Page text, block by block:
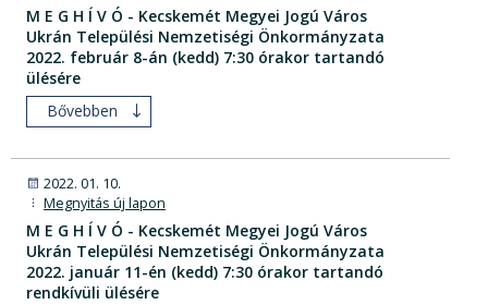
M E G H Í V Ó - Kecskemét Megyei Jogú Város
Ukrán Települési Nemzetiségi Önkormányzata
2022. február 8-án (kedd) 7:30 órakor tartandó
ülésére
Bővebben
2022. 01. 10.
Megnyitás új lapon
M E G H Í V Ó - Kecskemét Megyei Jogú Város
Ukrán Települési Nemzetiségi Önkormányzata
2022. január 11-én (kedd) 7:30 órakor tartandó
rendkívüli ülésére